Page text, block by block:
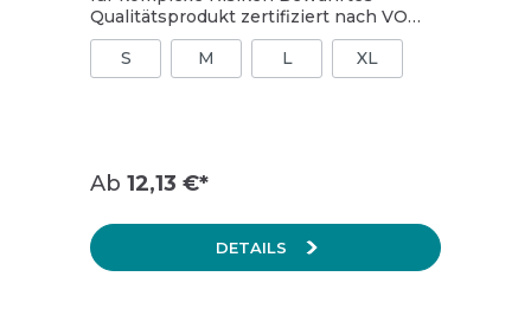
Qualitätsprodukt zertifiziert nach VO
1935/2004 für Lebensmittel geeignet
höhere Wandstärke höhere
Strapazierfähigkeit frei von
Stück, 1 Karton = 10 Packungen
S M L XL
Ab 12,13 €*
DETAILS